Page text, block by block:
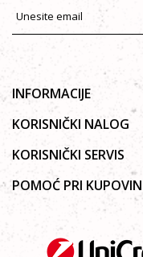
INFORMACIJE
O nama
Galerija
Saradnja
KORISNIČKI NALOG
Uputstvo za registraciju
Zaboravljena lozinka
Poručivanje
KORISNIČKI SERVIS
Politika privatnosti
Autorska prava
Uslovi korišćenja
Uslovi isporuke
POMOĆ PRI
Kako kupiti online?
Najčešća pitanja